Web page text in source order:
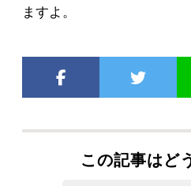
ますよ。
この記事はど